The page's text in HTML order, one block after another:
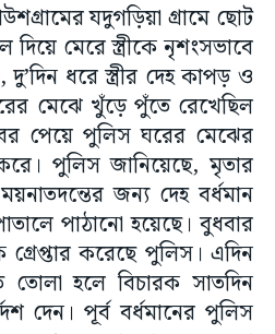
যদুগড়িয়া গ্রামে ছোট
মেরে স্ত্রীকে নৃশংসভাবে
ধরে স্ত্রীর দেহ কাপড় ও
মেঝে খুঁড়ে পুঁতে রেখেছিল
পেয়ে পুলিস ঘরের মেঝের
পুলিস জানিয়েছে, মৃতার
জন্য দেহ বর্ধমান
পাঠানো হয়েছে। বুধবার
করেছে পুলিস। এদিন
তোলা হলে বিচারক সাতদিন
দেন। পূর্ব বর্ধমানের পুলিস